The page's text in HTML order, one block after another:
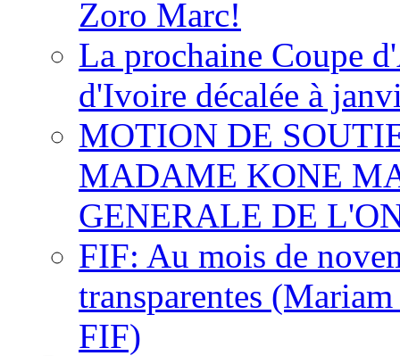
Zoro Marc!
La prochaine Coupe
d'Ivoire décalée à
MOTION DE
MADAME KONE
GENERALE DE
FIF: Au mois de
transparentes
FIF)